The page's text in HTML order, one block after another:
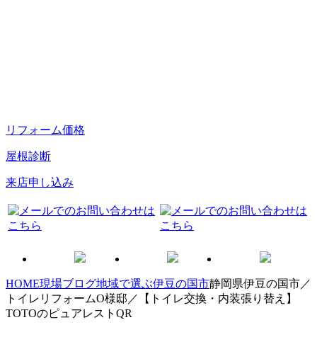
リフォーム価格
屋根診断
来店申し込み
HOME現場ブログ地域で選ぶ伊豆の国市静岡県伊豆の国市／
トイレリフォームO様邸／【トイレ交換・内装張り替え】
TOTOのピュアレストQR